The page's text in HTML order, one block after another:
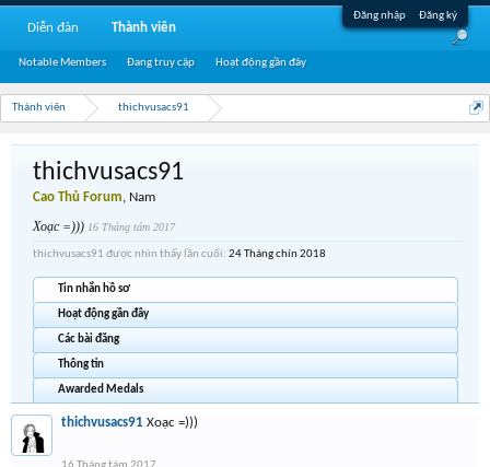
Đăng nhập Đăng ký
Thành viên thichvusacs91
thichvusacs91
Cao Thủ Forum, Nam
Xoạc =))) 16 Tháng tám 2017
thichvusacs91 được nhìn thấy lần cuối: 24 Tháng chín 2018
Tin nhắn hồ sơ
Hoạt động gần đây
Các bài đăng
Thông tin
Awarded Medals
thichvusacs91 Xoạc =)))
Diễn đàn Thành viên
Notable Members Đang truy cập Hoạt động gần đây